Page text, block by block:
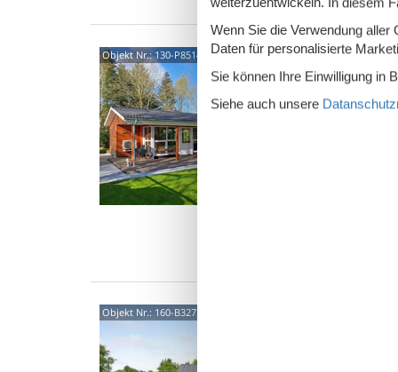
Objekt Nr.:130-P85147
Sø
Objekt Nr.: 160-B3275
Wenn Sie die Verwendung
Daten für personalisierte
Sie können Ihre Einwilligung in
Siehe auch unsere